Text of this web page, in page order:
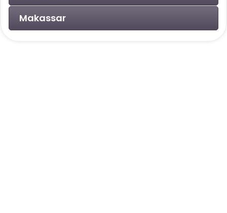
Makassar